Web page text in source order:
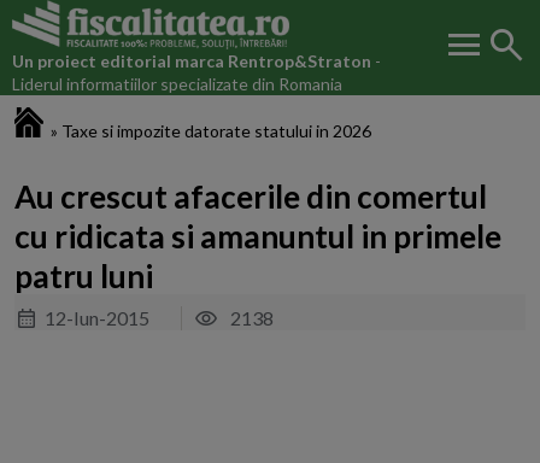
Un proiect editorial marca Rentrop&Straton -
Liderul informatiilor specializate din Romania
menu search
» Taxe si impozite datorate statului in 2026
Au crescut afacerile din comertul
cu ridicata si amanuntul in primele
patru luni
12-Iun-2015 2138